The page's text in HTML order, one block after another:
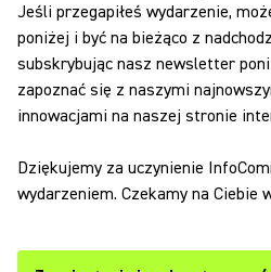
Jeśli przegapiłeś wydarzenie,
poniżej i być na bieżąco z
subskrybując nasz newsletter
zapoznać się z naszymi
innowacjami na naszej stronie
Dziękujemy za uczynienie
wydarzeniem. Czekamy na Ciebie